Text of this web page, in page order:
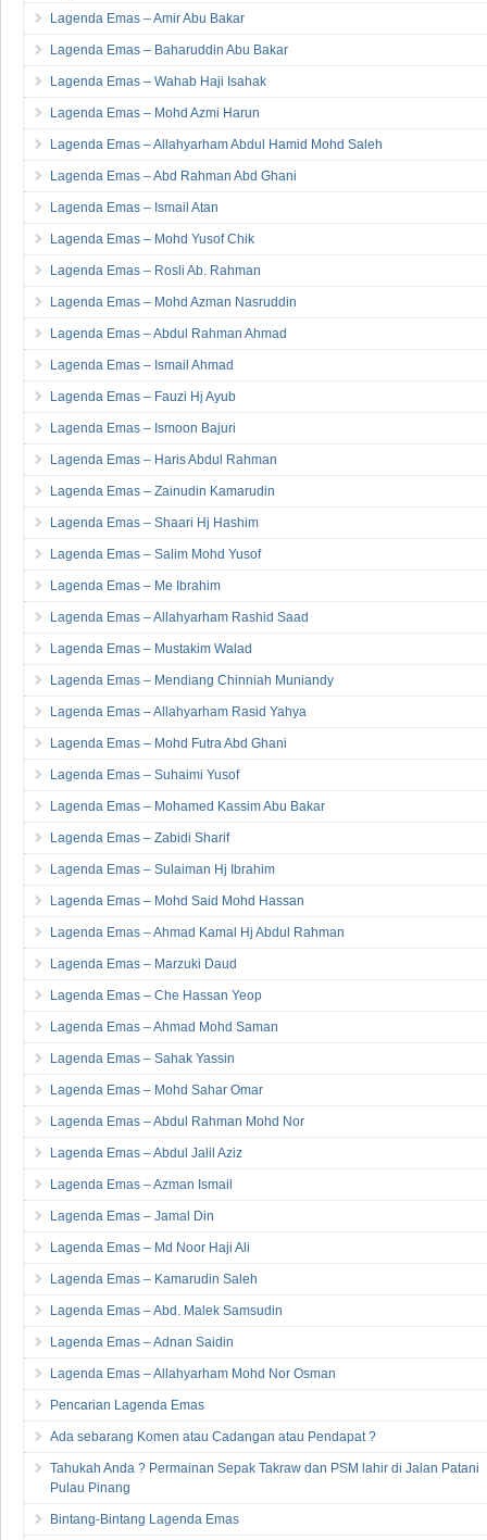
Lagenda Emas – Amir Abu Bakar
Lagenda Emas – Baharuddin Abu Bakar
Lagenda Emas – Wahab Haji Isahak
Lagenda Emas – Mohd Azmi Harun
Lagenda Emas – Allahyarham Abdul Hamid Mohd Saleh
Lagenda Emas – Abd Rahman Abd Ghani
Lagenda Emas – Ismail Atan
Lagenda Emas – Mohd Yusof Chik
Lagenda Emas – Rosli Ab. Rahman
Lagenda Emas – Mohd Azman Nasruddin
Lagenda Emas – Abdul Rahman Ahmad
Lagenda Emas – Ismail Ahmad
Lagenda Emas – Fauzi Hj Ayub
Lagenda Emas – Ismoon Bajuri
Lagenda Emas – Haris Abdul Rahman
Lagenda Emas – Zainudin Kamarudin
Lagenda Emas – Shaari Hj Hashim
Lagenda Emas – Salim Mohd Yusof
Lagenda Emas – Me Ibrahim
Lagenda Emas – Allahyarham Rashid Saad
Lagenda Emas – Mustakim Walad
Lagenda Emas – Mendiang Chinniah Muniandy
Lagenda Emas – Allahyarham Rasid Yahya
Lagenda Emas – Mohd Futra Abd Ghani
Lagenda Emas – Suhaimi Yusof
Lagenda Emas – Mohamed Kassim Abu Bakar
Lagenda Emas – Zabidi Sharif
Lagenda Emas – Sulaiman Hj Ibrahim
Lagenda Emas – Mohd Said Mohd Hassan
Lagenda Emas – Ahmad Kamal Hj Abdul Rahman
Lagenda Emas – Marzuki Daud
Lagenda Emas – Che Hassan Yeop
Lagenda Emas – Ahmad Mohd Saman
Lagenda Emas – Sahak Yassin
Lagenda Emas – Mohd Sahar Omar
Lagenda Emas – Abdul Rahman Mohd Nor
Lagenda Emas – Abdul Jalil Aziz
Lagenda Emas – Azman Ismail
Lagenda Emas – Jamal Din
Lagenda Emas – Md Noor Haji Ali
Lagenda Emas – Kamarudin Saleh
Lagenda Emas – Abd. Malek Samsudin
Lagenda Emas – Adnan Saidin
Lagenda Emas – Allahyarham Mohd Nor Osman
Pencarian Lagenda Emas
Ada sebarang Komen atau Cadangan atau Pendapat ?
Tahukah Anda ? Permainan Sepak Takraw dan PSM lahir di Jalan Patani
Pulau Pinang
Bintang-Bintang Lagenda Emas